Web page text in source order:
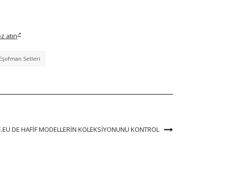
atın
Setleri
DE HAFIF MODELLERIN KOLEKSIYONUNU KONTROL